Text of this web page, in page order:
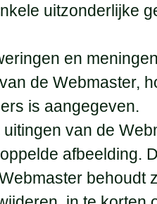
uitzonderlijke
en
de Webmaster,
is aangegeven.
uitingen van de
afbeelding.
behoudt